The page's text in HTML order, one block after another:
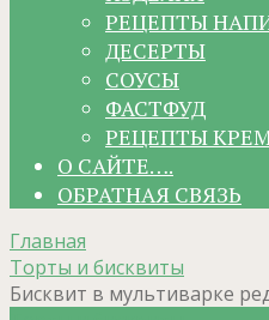
РЕЦЕПТЫ
ДЕСЕРТЫ
СОУСЫ
ФАСТФУД
РЕЦЕПТЫ
О САЙТЕ….
ОБРАТНАЯ СВЯЗЬ
Главная
Торты и бисквиты
Бисквит в мультиварке